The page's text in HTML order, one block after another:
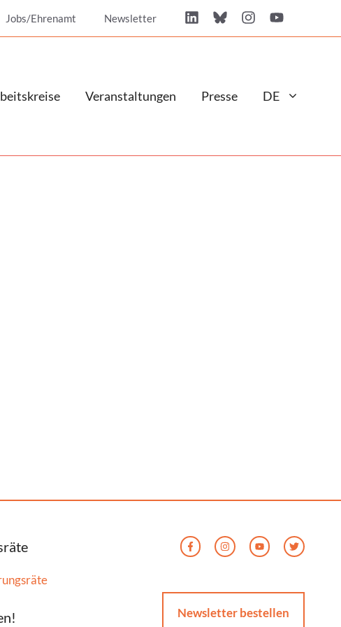
Jobs/Ehrenamt Newsletter
Veranstaltungen Presse DE
Newsletter bestellen